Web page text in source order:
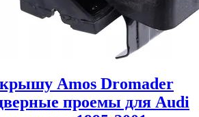
Amos Dromader
проемы для Audi